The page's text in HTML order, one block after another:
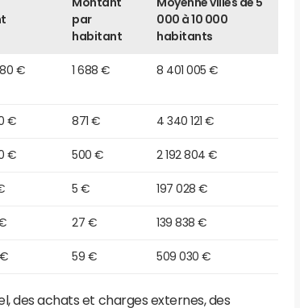
Montant
par
habitant
Moyenne villes de 5
000 à 10 000
habitants
€ 1 688 € 8 401 005 €
€ 871 € 4 340 121 €
€ 500 € 2 192 804 €
5 € 197 028 €
27 € 139 838 €
€ 59 € 509 030 €
des achats et charges externes, des